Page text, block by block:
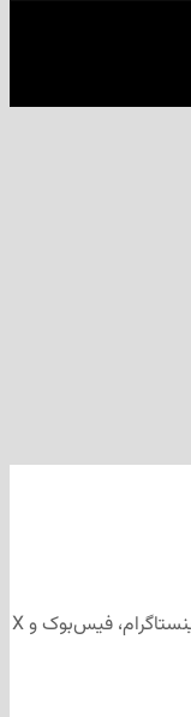
این مطلب برای رسانه‌های اجتماعی «مداد» تهیه و ابتدا در کانال تلگرامی «مداد» به آدرس منتشر شد و سپس جهت آرشیو به وب‌سایت «مداد» منتقل گردید. شما می‌توانید «مداد» را در تلگرام، اینستاگرام، فیس‌بوک و X